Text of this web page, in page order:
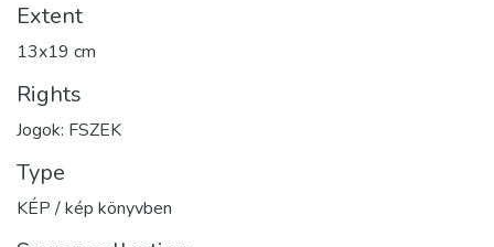
Extent
13x19 cm
Rights
Jogok: FSZEK
Type
KÉP / kép könyvben